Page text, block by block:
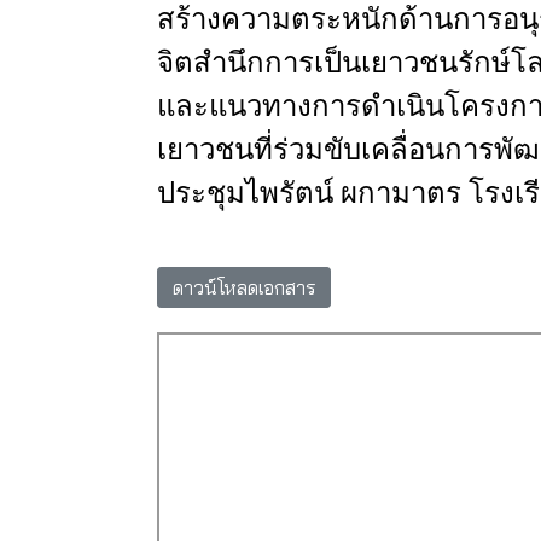
สร้างความตระหนักด้านการอ
จิตสำนึกการเป็นเยาวชนรักษ์โ
และแนวทางการดำเนินโครง
เยาวชนที่ร่วมขับเคลื่อนการพั
ประชุมไพรัตน์ ผกามาตร โรง
ดาวน์โหลดเอกสาร